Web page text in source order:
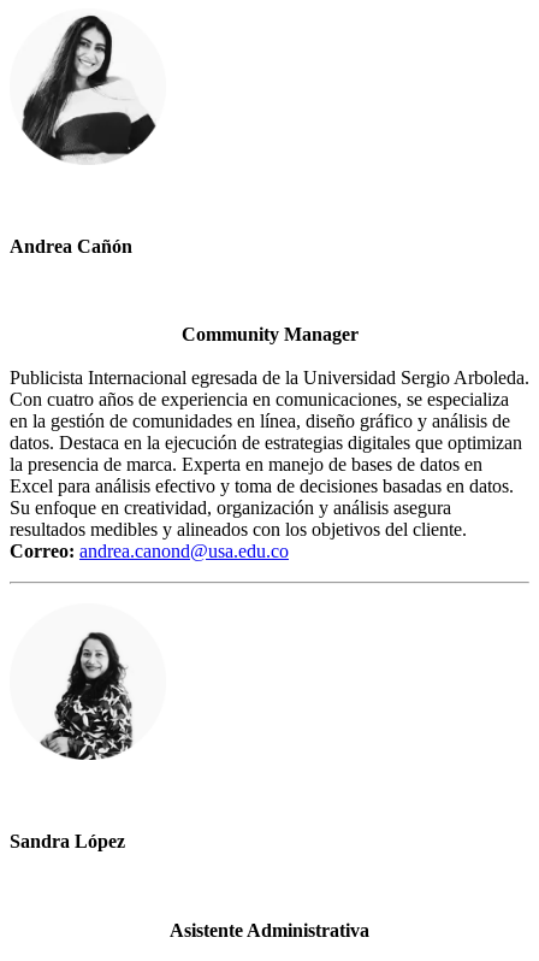
Andrea Cañón
Community Manager
Publicista Internacional egresada de la Universidad Sergio Arboleda.
Con cuatro años de experiencia en comunicaciones, se especializa
en la gestión de comunidades en línea, diseño gráfico y análisis de
datos. Destaca en la ejecución de estrategias digitales que optimizan
la presencia de marca. Experta en manejo de bases de datos en
Excel para análisis efectivo y toma de decisiones basadas en datos.
Su enfoque en creatividad, organización y análisis asegura
resultados medibles y alineados con los objetivos del cliente.
Correo: andrea.canond@usa.edu.co
Sandra López
Asistente Administrativa